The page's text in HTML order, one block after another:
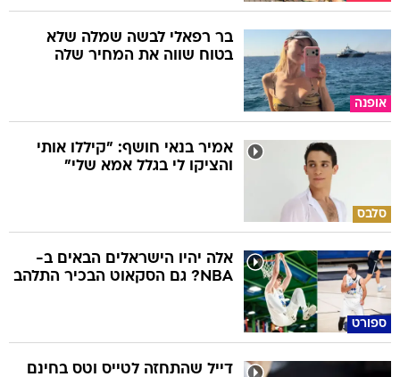
אופנה
בר רפאלי לבשה שמלה שלא
בטוח שווה את המחיר שלה
סלבס
אמיר בנאי חושף: "קיללו אותי
והציקו לי בגלל אמא שלי"
ספורט
אלה יהיו הישראלים הבאים ב-
NBA? גם הסקאוט הבכיר התלהב
דייל שהתחזה לטייס וטס בחינם